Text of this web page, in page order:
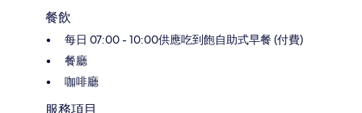
餐飲
每日 07:00 - 10:00供應吃到飽自助式早餐 (付費)
餐廳
咖啡廳
服務項目